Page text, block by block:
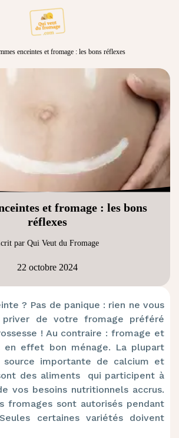
enceintes et fromage : les bons réflexes
et fromage : les bons
réflexes
par Qui Veut du Fromage
22 octobre 2024
? Pas de panique : rien ne vous
de votre fromage préféré
! Au contraire : fromage et
en effet bon ménage. La plupart
source importante de calcium et
des aliments qui participent à
vos besoins nutritionnels accrus.
fromages sont autorisés pendant
certaines variétés doivent